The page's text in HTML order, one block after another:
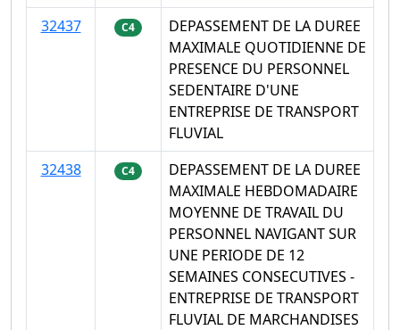
32437
C4
DEPASSEMENT DE LA DUREE
MAXIMALE QUOTIDIENNE DE
PRESENCE DU PERSONNEL
SEDENTAIRE D'UNE
ENTREPRISE DE TRANSPORT
FLUVIAL
32438
C4
DEPASSEMENT DE LA DUREE
MAXIMALE HEBDOMADAIRE
MOYENNE DE TRAVAIL DU
PERSONNEL NAVIGANT SUR
UNE PERIODE DE 12
SEMAINES CONSECUTIVES -
ENTREPRISE DE TRANSPORT
FLUVIAL DE MARCHANDISES